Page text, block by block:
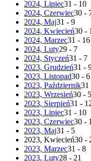
2024, Lipiec31 - 10
2024, Czerwiec30 -
2024, Maj31 - 9
2024, Kwiecień30 -
2024, Marzec31 - 16
2024, Luty29 - 7
2024, Styczeń31 - 7
2023, Grudzień31 -
2023, Listopad30 - 6
2023, Październik31
2023, Wrzesień30 - 5
2023, Sierpień31 -
2023, Lipiec31 - 10
2023, Czerwiec30 - 1
2023, Maj31 - 5
2023, Kwiecień30 -
2023, Marzec31 - 8
2023, Luty28 - 21